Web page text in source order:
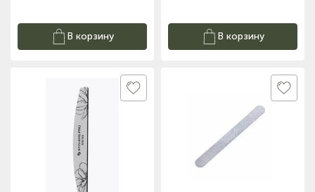
В корзину В корзину